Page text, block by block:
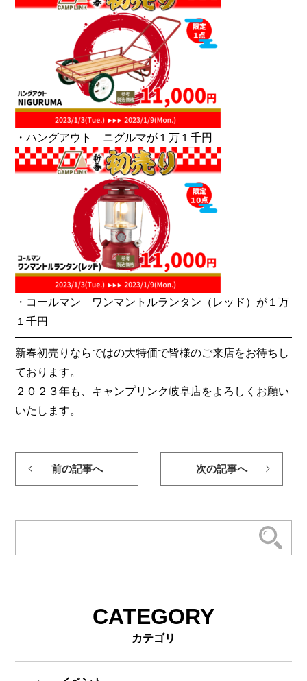
・ハングアウト ニグルマが１万１千円
・コールマン ワンマントルランタン（レッド）が１万
１千円
新春初売りならではの大特価で皆様のご来店をお待ちし
ております。
２０２３年も、キャンプリンク岐阜店をよろしくお願い
いたします。
前の記事へ 次の記事へ
CATEGORY
カテゴリ